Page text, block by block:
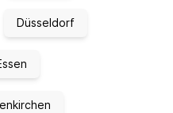
Düsseldorf